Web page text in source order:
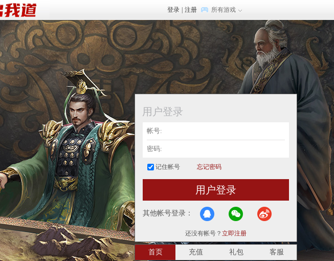
登录 注册 所有游戏
用户登录
记住帐号 忘记密码
用户登录
其他帐号登录：
还没有帐号？ 立即注册
首页 充值 礼包 客服